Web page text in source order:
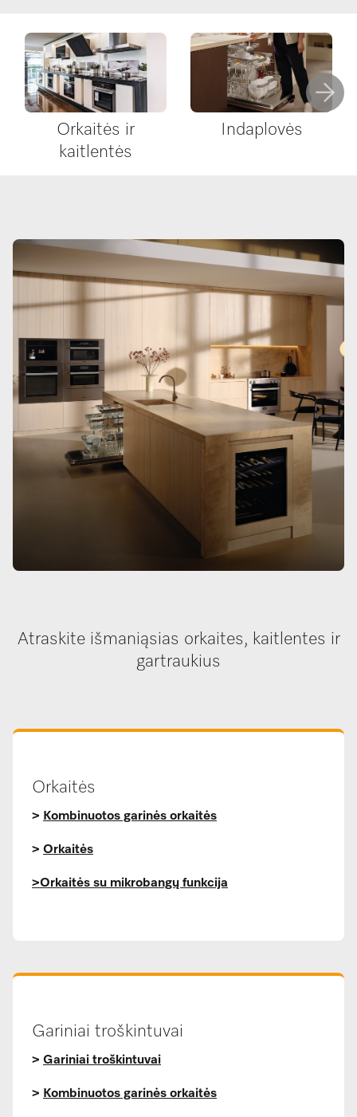
Orkaitės ir
kaitlentės
Indaplovės
Atraskite išmaniąsias orkaites, kaitlentes ir
gartraukius
Orkaitės
> Kombinuotos garinės orkaitės
> Orkaitės
>Orkaitės su mikrobangų funkcija
Gariniai troškintuvai
> Gariniai troškintuvai
> Kombinuotos garinės orkaitės